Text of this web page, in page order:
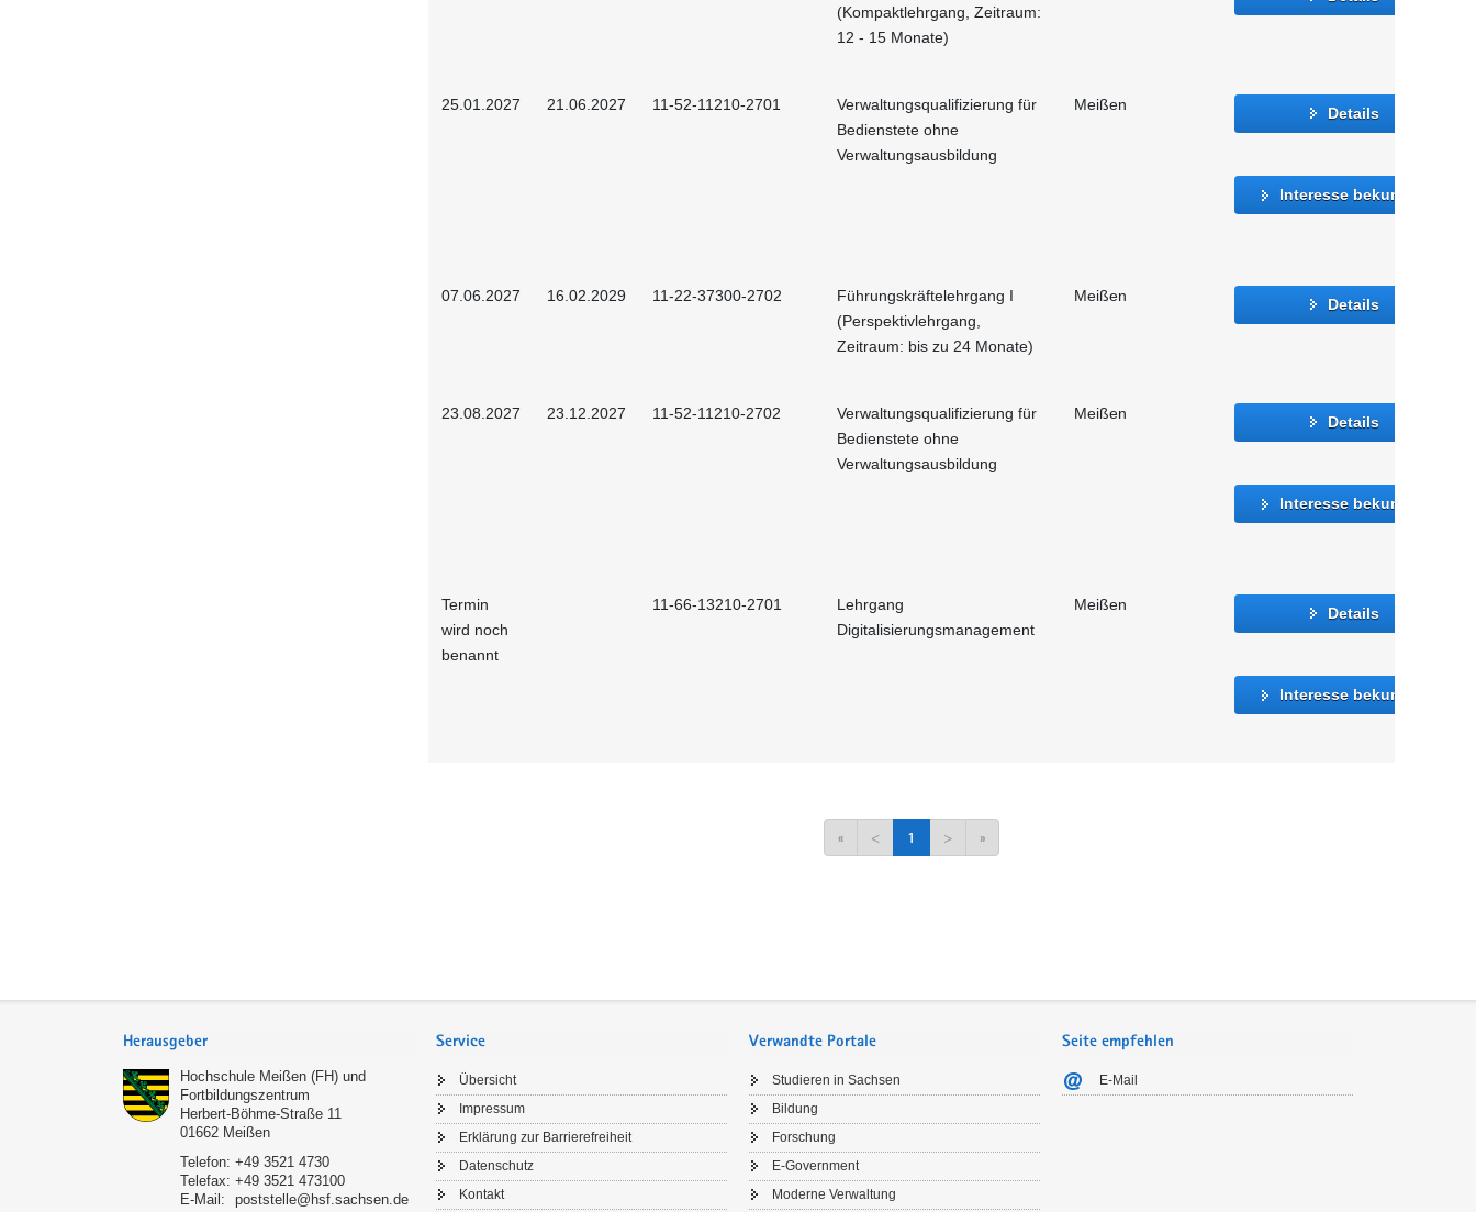
(Kompaktlehrgang, Zeitraum:
12 - 15 Monate)
25.01.2027 21.06.2027 11-52-11210-2701
Verwaltungsqualifizierung für
Bedienstete ohne
Verwaltungsausbildung
Meißen Details
Interesse bekunden
07.06.2027 16.02.2029 11-22-37300-2702
Führungskräftelehrgang I
(Perspektivlehrgang,
Zeitraum: bis zu 24 Monate)
Meißen Details
23.08.2027 23.12.2027 11-52-11210-2702
Verwaltungsqualifizierung für
Bedienstete ohne
Verwaltungsausbildung
Meißen Details
Interesse bekunden
Termin
wird noch
benannt
11-66-13210-2701
Lehrgang
Digitalisierungsmanagement
Meißen Details
Interesse bekunden
« < 1 > »
Herausgeber
Hochschule Meißen (FH) und
Fortbildungszentrum
Herbert-Böhme-Straße 11
01662 Meißen
Telefon: +49 3521 4730
Telefax: +49 3521 473100
E-Mail:
poststelle@hsf.sachsen.de
Service
Übersicht
Impressum
Erklärung zur Barrierefreiheit
Datenschutz
Kontakt
Verwandte Portale
Studieren in Sachsen
Bildung
Forschung
E-Government
Moderne Verwaltung
Seite empfehlen
E-Mail